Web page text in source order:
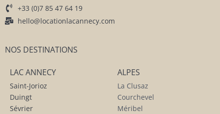
+33 (0)7 85 47 64 19
hello@locationlacannecy.com
NOS DESTINATIONS
LAC ANNECY
Saint-Jorioz
Duingt
Sévrier
ALPES
La Clusaz
Courchevel
Méribel